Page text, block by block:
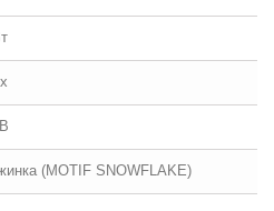
(MOTIF SNOWFLAKE)